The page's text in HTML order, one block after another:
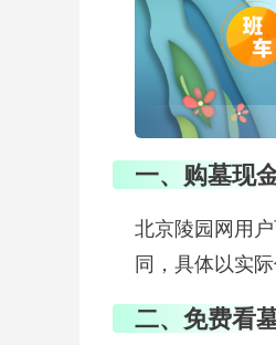
一、购墓现
北京陵园网用
同，具体以实
二、免费看